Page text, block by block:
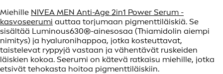
Miehille NIVEA MEN Anti-Age 2in1 Power Serum -
kasvoseerumi auttaa torjumaan pigmenttiläiskiä. Se
sisältää Luminous630®-ainesosaa (Thiamidolin aiempi
nimitys) ja hyaluronihappoa, jotka kosteuttavat,
taistelevat ryppyjä vastaan ja vähentävät ruskeiden
läiskien kokoa. Seerumi on kätevä ratkaisu miehille, jotka
etsivät tehokasta hoitoa pigmenttiläiskiin.